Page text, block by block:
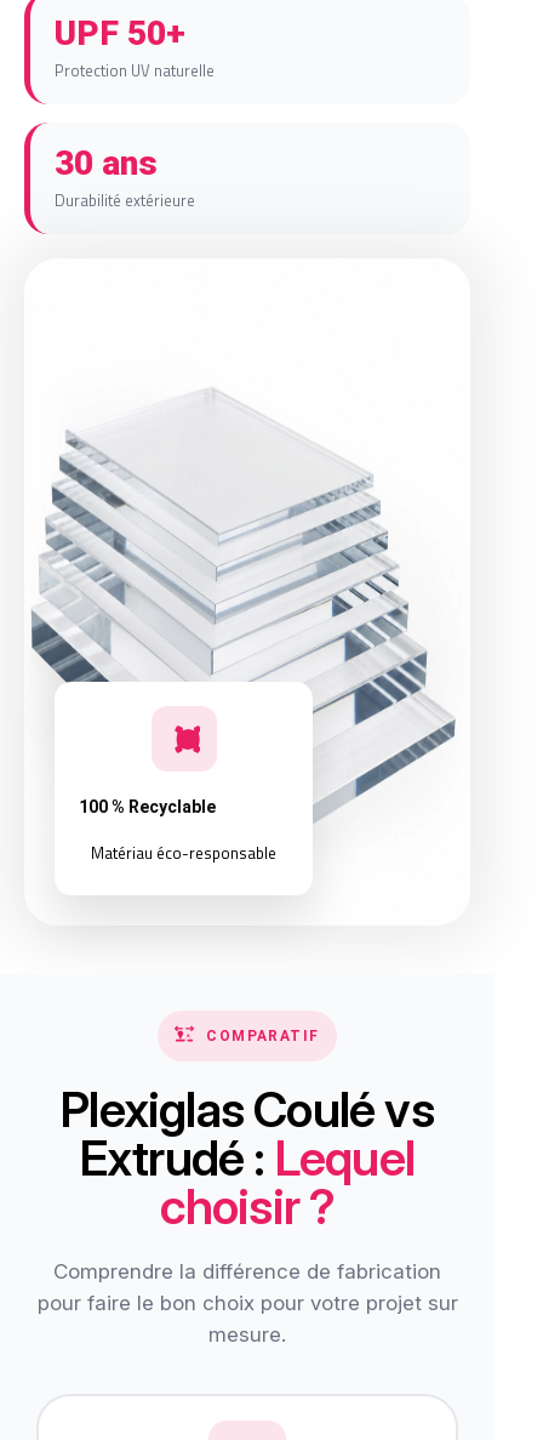
UPF 50+
Protection UV naturelle
30 ans
Durabilité extérieure
100 % Recyclable
Matériau éco-responsable
COMPARATIF
Plexiglas Coulé vs
Extrudé : Lequel
choisir ?
Comprendre la différence de fabrication
pour faire le bon choix pour votre projet sur
mesure.